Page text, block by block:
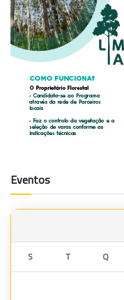
Eventos
S T Q